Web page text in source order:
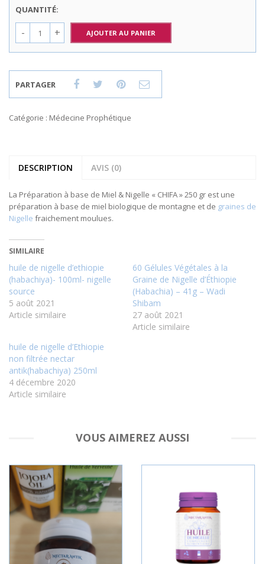
QUANTITÉ:
AJOUTER AU PANIER
PARTAGER
Catégorie : Médecine Prophétique
DESCRIPTION AVIS (0)
La Préparation à base de Miel & Nigelle « CHIFA » 250 gr est une
préparation à base de miel biologique de montagne et de graines de
Nigelle fraichement moulues.
SIMILAIRE
huile de nigelle d’ethiopie
(habachiya)- 100ml- nigelle
source
5 août 2021
Article similaire
60 Gélules Végétales à la
Graine de Nigelle d’Éthiopie
(Habachia) – 41g – Wadi
Shibam
27 août 2021
Article similaire
huile de nigelle d’Ethiopie
non filtrée nectar
antik(habachiya) 250ml
4 décembre 2020
Article similaire
VOUS AIMEREZ AUSSI